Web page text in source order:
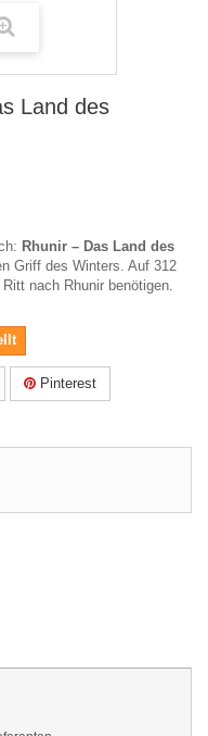
Land des
Rhunir – Das Land des
Griff des Winters. Auf 312
nach Rhunir benötigen.
Pinterest